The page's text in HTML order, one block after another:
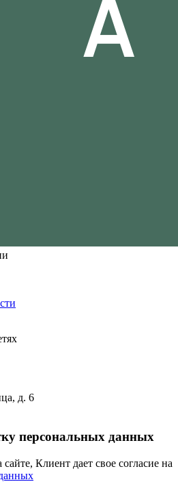
д. 6
персональных данных
Клиент дает свое согласие на